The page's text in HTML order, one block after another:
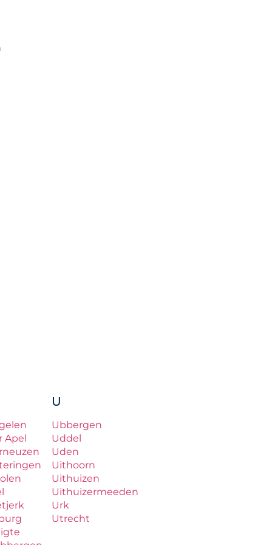
Apel
U
Ubbergen
Uddel
Uden
Uithoorn
Uithuizen
Uithuizermeeden
Urk
Utrecht